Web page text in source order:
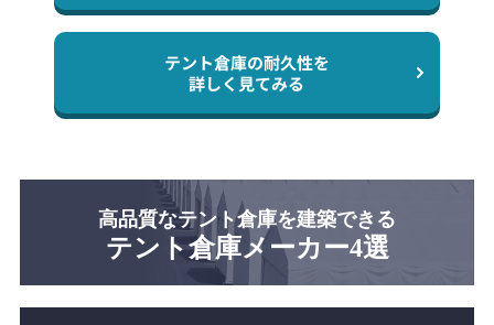
テント倉庫の耐久性を
詳しく見てみる
高品質なテント倉庫を建築できる
テント倉庫メーカー4選